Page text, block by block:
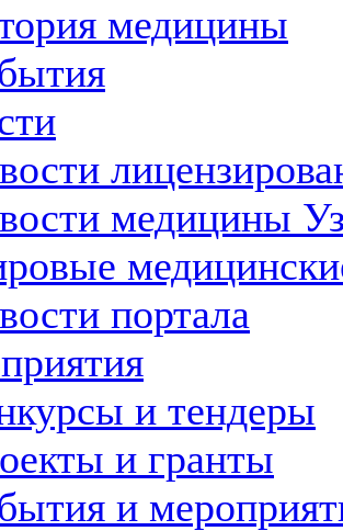
медицины
медицины
портала
и тендеры
и гранты
и